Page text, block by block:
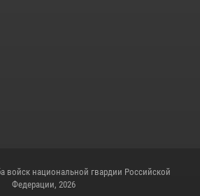
войск национальной гвардии Российской
Федерации, 2026